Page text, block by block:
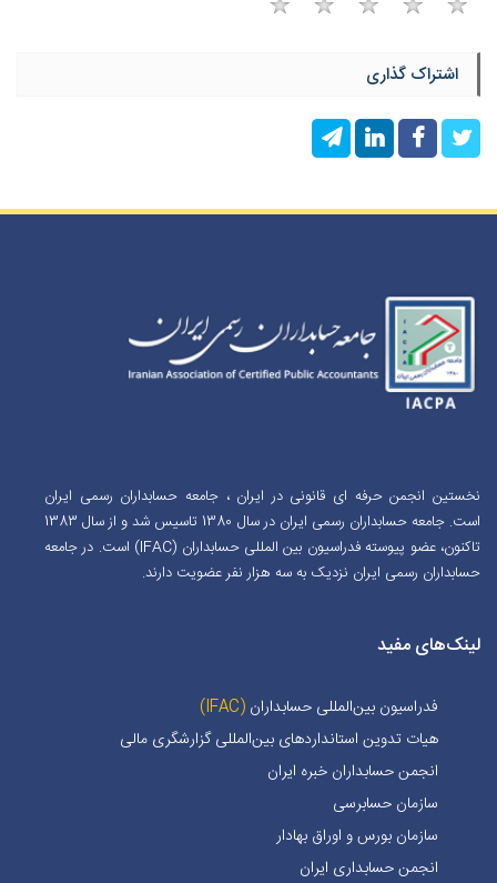
اشتراک گذاری
نخستین انجمن حرفه ای قانونی در ایران ، جامعه حسابداران رسمی ایران
است. جامعه حسابداران رسمی ایران در سال 1380 تاسیس شد و از سال 1383
تاکنون، عضو پیوسته فدراسیون بین المللی حسابداران (IFAC) است. در جامعه
حسابداران رسمی ایران نزدیک به سه هزار نفر عضویت دارند.
لینک‌های مفید
فدراسیون بین‌المللی حسابداران (IFAC)
هیات تدوین استانداردهای بین‌المللی گزارشگری مالی
انجمن حسابداران خبره ايران
سازمان حسابرسی
سازمان بورس و اوراق بهادار
انجمن حسابداری ایران